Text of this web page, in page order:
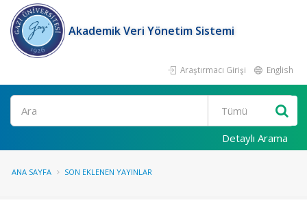
Akademik Veri Yönetim Sistemi
Araştırmacı Girişi English
Ara
Detaylı Arama
ANA SAYFA SON EKLENEN YAYINLAR